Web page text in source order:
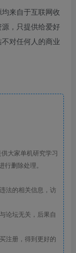
来自于互联网收
，只提供给爱好
对任何人的商业
大家单机研究学习
删除处理。
法的相关信息，访
论坛无关，后果自
注册，得到更好的